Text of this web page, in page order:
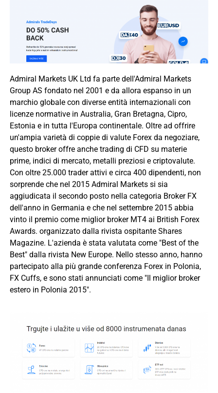
Admiral Markets UK Ltd fa parte dell'Admiral Markets
Group AS fondato nel 2001 e da allora espanso in un
marchio globale con diverse entità internazionali con
licenze normative in Australia, Gran Bretagna, Cipro,
Estonia e in tutta l'Europa continentale. Oltre ad offrire
un'ampia varietà di coppie di valute Forex da negoziare,
questo broker offre anche trading di CFD su materie
prime, indici di mercato, metalli preziosi e criptovalute.
Con oltre 25.000 trader attivi e circa 400 dipendenti, non
sorprende che nel 2015 Admiral Markets si sia
aggiudicata il secondo posto nella categoria Broker FX
dell'anno in Germania e che nel settembre 2015 abbia
vinto il premio come miglior broker MT4 ai British Forex
Awards. organizzato dalla rivista ospitante Shares
Magazine. L'azienda è stata valutata come "Best of the
Best" dalla rivista New Europe. Nello stesso anno, hanno
partecipato alla più grande conferenza Forex in Polonia,
FX Cuffs, e sono stati annunciati come "Il miglior broker
estero in Polonia 2015".